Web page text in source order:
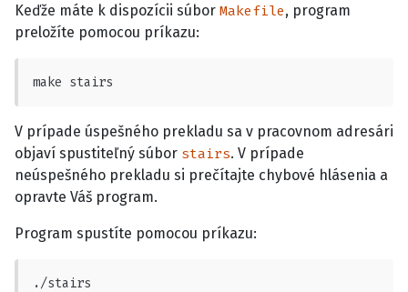
Keďže máte k dispozícii súbor Makefile, program
preložíte pomocou príkazu:
make stairs
V prípade úspešného prekladu sa v pracovnom adresári
objaví spustiteľný súbor stairs. V prípade
neúspešného prekladu si prečítajte chybové hlásenia a
opravte Váš program.
Program spustíte pomocou príkazu:
./stairs